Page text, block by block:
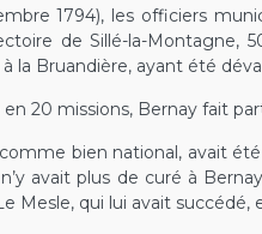
1794), les officiers
de Sillé-la-Montagne,
la Bruandière, ayant été
20 missions, Bernay fait
bien national, avait
avait plus de curé à
Mesle, qui lui avait